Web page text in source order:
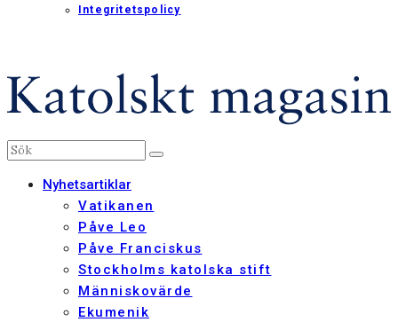
Integritetspolicy
Nyhetsartiklar
Vatikanen
Påve Leo
Påve Franciskus
Stockholms katolska stift
Människovärde
Ekumenik